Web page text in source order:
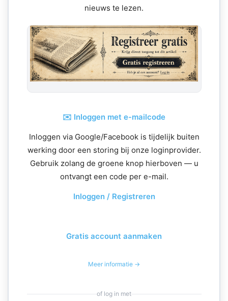
nieuws te lezen.
✉️ Inloggen met e-mailcode
Inloggen via Google/Facebook is tijdelijk buiten
werking door een storing bij onze loginprovider.
Gebruik zolang de groene knop hierboven — u
ontvangt een code per e-mail.
Inloggen / Registreren
Gratis account aanmaken
Meer informatie →
of log in met